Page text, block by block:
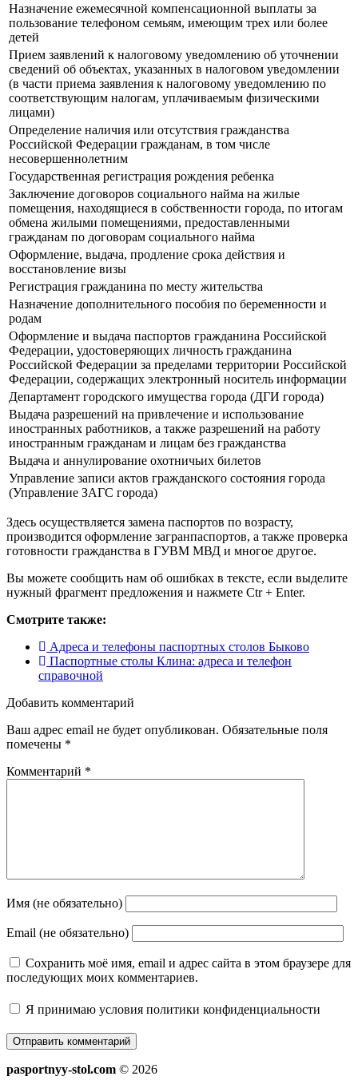
Назначение ежемесячной компенсационной выплаты за
пользование телефоном семьям, имеющим трех или более
детей
Прием заявлений к налоговому уведомлению об уточнении
сведений об объектах, указанных в налоговом уведомлении
(в части приема заявления к налоговому уведомлению по
соответствующим налогам, уплачиваемым физическими
лицами)
Определение наличия или отсутствия гражданства
Российской Федерации гражданам, в том числе
несовершеннолетним
Государственная регистрация рождения ребенка
Заключение договоров социального найма на жилые
помещения, находящиеся в собственности города, по итогам
обмена жилыми помещениями, предоставленными
гражданам по договорам социального найма
Оформление, выдача, продление срока действия и
восстановление визы
Регистрация гражданина по месту жительства
Назначение дополнительного пособия по беременности и
родам
Оформление и выдача паспортов гражданина Российской
Федерации, удостоверяющих личность гражданина
Российской Федерации за пределами территории Российской
Федерации, содержащих электронный носитель информации
Департамент городского имущества города (ДГИ города)
Выдача разрешений на привлечение и использование
иностранных работников, а также разрешений на работу
иностранным гражданам и лицам без гражданства
Выдача и аннулирование охотничьих билетов
Управление записи актов гражданского состояния города
(Управление ЗАГС города)
Здесь осуществляется замена паспортов по возрасту,
производится оформление загранпаспортов, а также проверка
готовности гражданства в ГУВМ МВД и многое другое.
Вы можете сообщить нам об ошибках в тексте, если выделите
нужный фрагмент предложения и нажмете Ctr + Enter.
Смотрите также:
Адреса и телефоны паспортных столов Быково
Паспортные столы Клина: адреса и телефон
справочной
Добавить комментарий
Ваш адрес email не будет опубликован. Обязательные поля
помечены *
Комментарий *
Имя (не обязательно)
Email (не обязательно)
Сохранить моё имя, email и адрес сайта в этом браузере для
последующих моих комментариев.
Я принимаю условия политики конфиденциальности
pasportnyy-stol.com © 2026